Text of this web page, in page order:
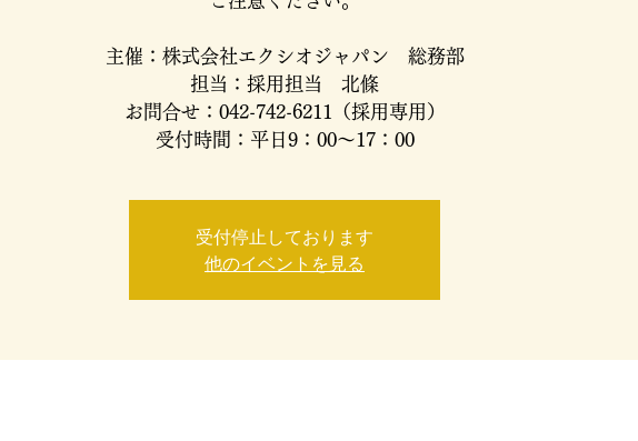
主催：株式会社エクシオジャパン 総務部
担当：採用担当 北條
お問合せ：042-742-6211（採用専用）
受付時間：平日9：00～17：00
受付停止しております
他のイベントを見る